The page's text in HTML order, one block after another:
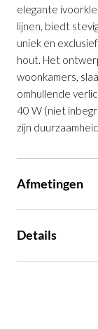
elegante
lijnen, biedt
uniek en
hout. Het
woonkamers,
omhullende
40 W (niet
zijn
Afmetingen
Diepte
Details
toegevoegd
€ 129,00
GA NAAR